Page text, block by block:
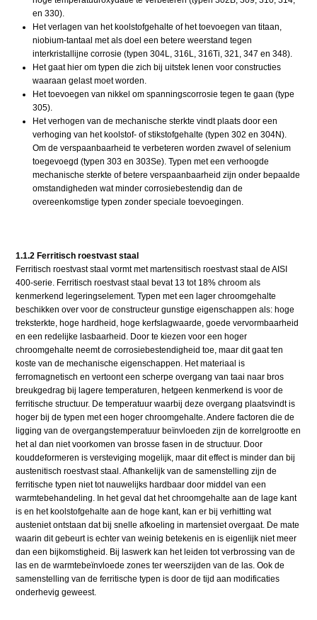
en 330).
Het verlagen van het koolstofgehalte of het toevoegen van titaan,
niobium-tantaal met als doel een betere weerstand tegen
interkristallijne corrosie (typen 304L, 316L, 316Ti, 321, 347 en 348).
Het gaat hier om typen die zich bij uitstek lenen voor constructies
waaraan gelast moet worden.
Het toevoegen van nikkel om spanningscorrosie tegen te gaan (type
305).
Het verhogen van de mechanische sterkte vindt plaats door een
verhoging van het koolstof- of stikstofgehalte (typen 302 en 304N).
Om de verspaanbaarheid te verbeteren worden zwavel of selenium
toegevoegd (typen 303 en 303Se). Typen met een verhoogde
mechanische sterkte of betere verspaanbaarheid zijn onder bepaalde
omstandigheden wat minder corrosiebestendig dan de
overeenkomstige typen zonder speciale toevoegingen.
1.1.2 Ferritisch roestvast staal
Ferritisch roestvast staal vormt met martensitisch roestvast staal de AISI
400-serie. Ferritisch roestvast staal bevat 13 tot 18% chroom als
kenmerkend legeringselement. Typen met een lager chroomgehalte
beschikken over voor de constructeur gunstige eigenschappen als: hoge
treksterkte, hoge hardheid, hoge kerfslagwaarde, goede vervormbaarheid
en een redelijke lasbaarheid. Door te kiezen voor een hoger
chroomgehalte neemt de corrosiebestendigheid toe, maar dit gaat ten
koste van de mechanische eigenschappen. Het materiaal is
ferromagnetisch en vertoont een scherpe overgang van taai naar bros
breukgedrag bij lagere temperaturen, hetgeen kenmerkend is voor de
ferritische structuur. De temperatuur waarbij deze overgang plaatsvindt is
hoger bij de typen met een hoger chroomgehalte. Andere factoren die de
ligging van de overgangstemperatuur beïnvloeden zijn de korrelgrootte en
het al dan niet voorkomen van brosse fasen in de structuur. Door
kouddeformeren is versteviging mogelijk, maar dit effect is minder dan bij
austenitisch roestvast staal. Afhankelijk van de samenstelling zijn de
ferritische typen niet tot nauwelijks hardbaar door middel van een
warmtebehandeling. In het geval dat het chroomgehalte aan de lage kant
is en het koolstofgehalte aan de hoge kant, kan er bij verhitting wat
austeniet ontstaan dat bij snelle afkoeling in martensiet overgaat. De mate
waarin dit gebeurt is echter van weinig betekenis en is eigenlijk niet meer
dan een bijkomstigheid. Bij laswerk kan het leiden tot verbrossing van de
las en de warmtebeïnvloede zones ter weerszijden van de las. Ook de
samenstelling van de ferritische typen is door de tijd aan modificaties
onderhevig geweest.